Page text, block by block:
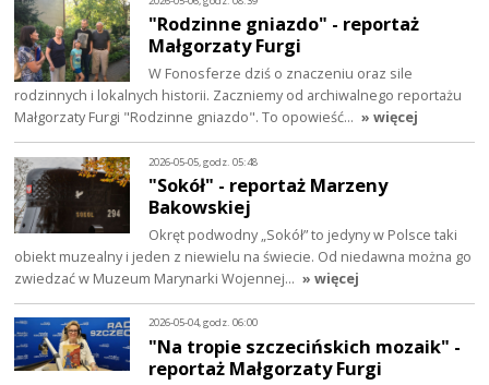
"Rodzinne gniazdo" - reportaż
Małgorzaty Furgi
W Fonosferze dziś o znaczeniu oraz sile
rodzinnych i lokalnych historii. Zaczniemy od archiwalnego reportażu
Małgorzaty Furgi "Rodzinne gniazdo". To opowieść… » więcej
2026-05-05, godz. 05:48
"Sokół" - reportaż Marzeny
Bakowskiej
Okręt podwodny „Sokół” to jedyny w Polsce taki
obiekt muzealny i jeden z niewielu na świecie. Od niedawna można go
zwiedzać w Muzeum Marynarki Wojennej… » więcej
2026-05-04, godz. 06:00
"Na tropie szczecińskich mozaik" -
reportaż Małgorzaty Furgi